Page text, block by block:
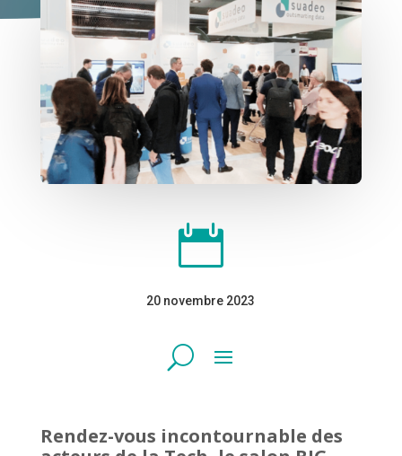

20 novembre 2023
Rendez-vous incontournable des